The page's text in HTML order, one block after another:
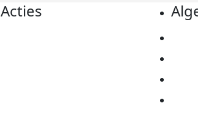
Acties